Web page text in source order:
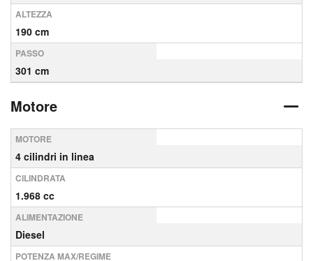
ALTEZZA
190 cm
PASSO
301 cm
Motore
MOTORE
4 cilindri in linea
CILINDRATA
1.968 cc
ALIMENTAZIONE
Diesel
POTENZA MAX/REGIME